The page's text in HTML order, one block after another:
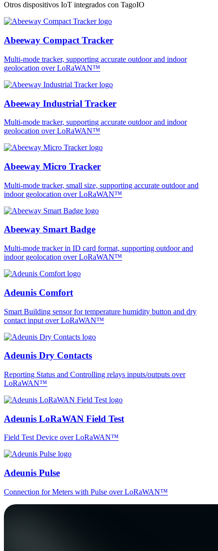
Otros dispositivos IoT integrados con TagoIO
Abeeway Compact Tracker
Multi-mode tracker, supporting accurate outdoor and indoor
geolocation over LoRaWAN™
Abeeway Industrial Tracker
Multi-mode tracker, supporting accurate outdoor and indoor
geolocation over LoRaWAN™
Abeeway Micro Tracker
Multi-mode tracker, small size, supporting accurate outdoor and
indoor geolocation over LoRaWAN™
Abeeway Smart Badge
Multi-mode tracker in ID card format, supporting outdoor and
indoor geolocation over LoRaWAN™
Adeunis Comfort
Smart Building sensor for temperature humidity button and dry
contact input over LoRaWAN™
Adeunis Dry Contacts
Reporting Status and Controlling relays inputs/outputs over
LoRaWAN™
Adeunis LoRaWAN Field Test
Field Test Device over LoRaWAN™
Adeunis Pulse
Connection for Meters with Pulse over LoRaWAN™